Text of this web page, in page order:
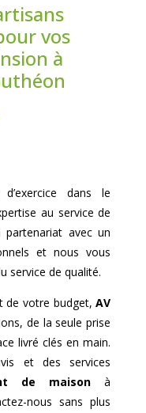
vos
à
dans le
au service de
avec un
et nous vous
service de qualité.
de votre budget,AV
de la seule prise
livré clés en main.
et des services
de maison à
nous sans plus